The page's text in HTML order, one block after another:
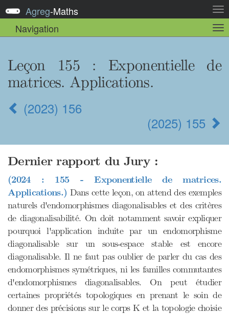
la
Agreg-Maths
Navigation
la
Leçon 155 : Exponentielle de
matrices. Applications.
(2023) 156
(2025) 155
Dernier rapport du Jury :
(2024 : 155 - Exponentielle de matrices.
Applications.) Dans cette leçon, on attend des exemples
naturels d'endomorphismes diagonalisables et des critères
de diagonalisabilité. On doit notamment savoir expliquer
pourquoi l'application induite par un endomorphisme
diagonalisable sur un sous-espace stable est encore
diagonalisable. Il ne faut pas oublier de parler du cas des
endomorphismes symétriques, ni les familles commutantes
d'endomorphismes diagonalisables. On peut étudier
certaines propriétés topologiques en prenant le soin de
donner des précisions sur le corps K et la topologie choisie